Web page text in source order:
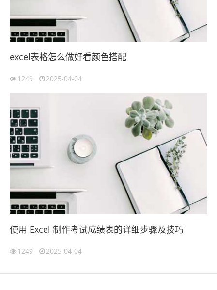
excel表格怎么做好看颜色搭配
1249 2025-04-04
使用 Excel 制作考试成绩表的详细步骤及技巧
1249 2025-04-04